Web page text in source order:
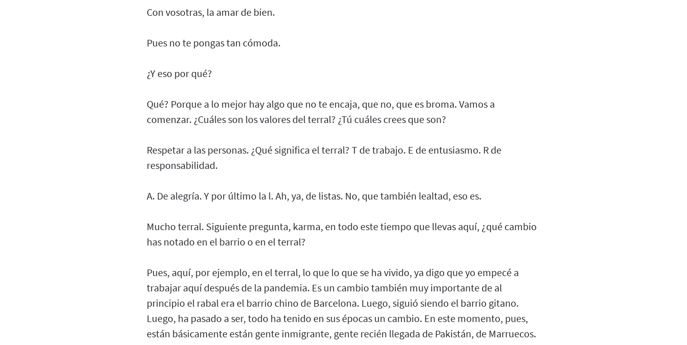
Con vosotras, la amar de bien.
Pues no te pongas tan cómoda.
¿Y eso por qué?
Qué? Porque a lo mejor hay algo que no te encaja, que no, que es broma. Vamos a
comenzar. ¿Cuáles son los valores del terral? ¿Tú cuáles crees que son?
Respetar a las personas. ¿Qué significa el terral? T de trabajo. E de entusiasmo. R de
responsabilidad.
A. De alegría. Y por último la l. Ah, ya, de listas. No, que también lealtad, eso es.
Mucho terral. Siguiente pregunta, karma, en todo este tiempo que llevas aquí, ¿qué cambio
has notado en el barrio o en el terral?
Pues, aquí, por ejemplo, en el terral, lo que lo que se ha vivido, ya digo que yo empecé a
trabajar aquí después de la pandemia. Es un cambio también muy importante de al
principio el rabal era el barrio chino de Barcelona. Luego, siguió siendo el barrio gitano.
Luego, ha pasado a ser, todo ha tenido en sus épocas un cambio. En este momento, pues,
están básicamente están gente inmigrante, gente recién llegada de Pakistán, de Marruecos.